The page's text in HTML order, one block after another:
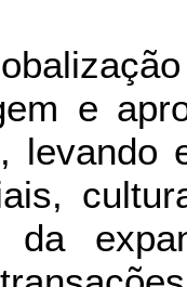
e
levando